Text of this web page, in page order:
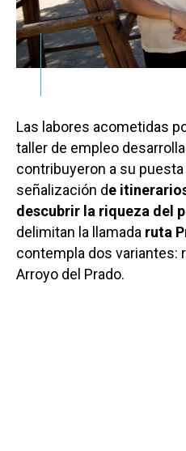
Las labores acometidas
taller de empleo
contribuyeron a su puesta
señalización de
descubrir la riqueza del
delimitan la llamada ruta
contempla dos variantes:
Arroyo del Prado.